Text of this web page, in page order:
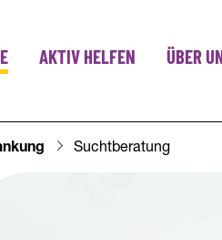
AKTIV HELFEN ÜBER
Suchtberatung